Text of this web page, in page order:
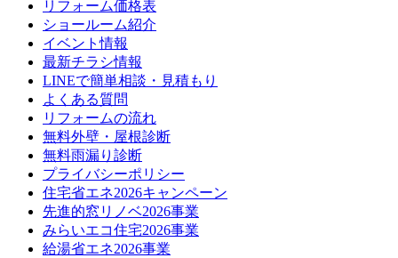
リフォーム価格表
ショールーム紹介
イベント情報
最新チラシ情報
LINEで簡単相談・見積もり
よくある質問
リフォームの流れ
無料外壁・屋根診断
無料雨漏り診断
プライバシーポリシー
住宅省エネ2026キャンペーン
先進的窓リノベ2026事業
みらいエコ住宅2026事業
給湯省エネ2026事業